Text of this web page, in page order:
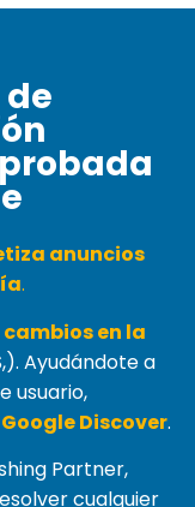
anuncios
.
cambios en la
). Ayudándote a
usuario,
Discover.
Partner,
cualquier